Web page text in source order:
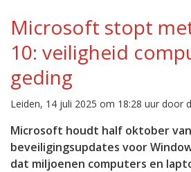
Microsoft stopt
10: veiligheid
geding
Leiden, 14 juli 2025 om 18:28 uur door
Microsoft houdt half oktober
beveiligingsupdates voor
dat miljoenen computers en